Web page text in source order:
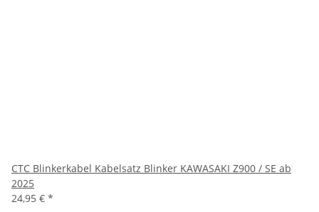
CTC Blinkerkabel Kabelsatz Blinker KAWASAKI Z900 / SE ab
2025
24,95 € *